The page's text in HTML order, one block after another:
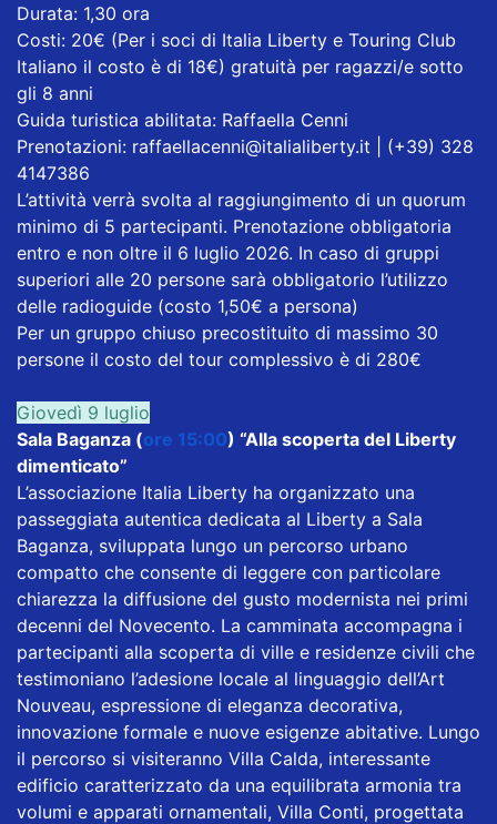
Durata: 1,30 ora
Costi: 20€ (Per i soci di Italia Liberty e Touring Club
Italiano il costo è di 18€) gratuità per ragazzi/e sotto
gli 8 anni
Guida turistica abilitata: Raffaella Cenni
Prenotazioni: raffaellacenni@italialiberty.it | (+39) 328
4147386
L’attività verrà svolta al raggiungimento di un quorum
minimo di 5 partecipanti. Prenotazione obbligatoria
entro e non oltre il 6 luglio 2026. In caso di gruppi
superiori alle 20 persone sarà obbligatorio l’utilizzo
delle radioguide (costo 1,50€ a persona)
Per un gruppo chiuso precostituito di massimo 30
persone il costo del tour complessivo è di 280€
Giovedì 9 luglio
Sala Baganza (ore 15:00) “Alla scoperta del Liberty
dimenticato”
L’associazione Italia Liberty ha organizzato una
passeggiata autentica dedicata al Liberty a Sala
Baganza, sviluppata lungo un percorso urbano
compatto che consente di leggere con particolare
chiarezza la diffusione del gusto modernista nei primi
decenni del Novecento. La camminata accompagna i
partecipanti alla scoperta di ville e residenze civili che
testimoniano l’adesione locale al linguaggio dell’Art
Nouveau, espressione di eleganza decorativa,
innovazione formale e nuove esigenze abitative. Lungo
il percorso si visiteranno Villa Calda, interessante
edificio caratterizzato da una equilibrata armonia tra
volumi e apparati ornamentali, Villa Conti, progettata